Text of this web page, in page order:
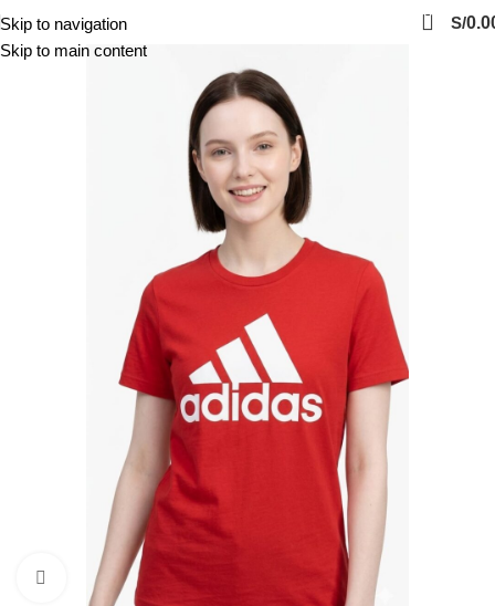
Skip to navigation
Skip to main content
0
S/
Click to enlarge